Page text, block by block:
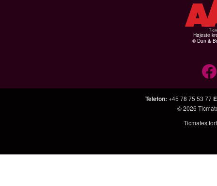
Højeste
© Dun &
Telefon: +45 78 75 53 77
© 2026
Ticmates